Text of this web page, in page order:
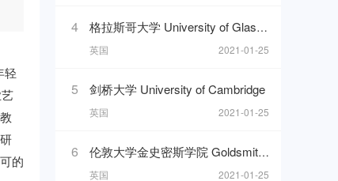
轻
的
4 格拉斯哥大学 University of Glasgow
英国 2021-01-25
5 剑桥大学 University of Cambridge
英国 2021-01-25
6 伦敦大学金史密斯学院 Goldsmiths, University of London
英国 2021-01-25